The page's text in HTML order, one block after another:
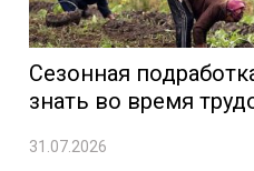
Сезонная
знать во время
31.07.2026